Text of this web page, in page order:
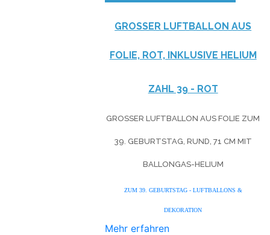
GROSSER LUFTBALLON AUS F
OLIE, ROT, INKLUSIVE HELIUM
ZAHL 39 - ROT
GROSSER LUFTBALLON AUS FOLIE ZUM 3
9. GEBURTSTAG, RUND, 71 CM MIT B
ALLONGAS-HELIUM
ZUM 39. GEBURTSTAG - LUFTBALLONS &
DEKORATION
Mehr erfahren